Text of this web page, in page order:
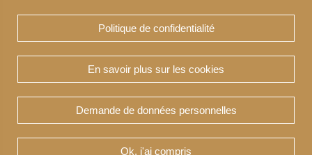
Notre Résidence service seniors
Les Jardins du Bois Soleil
Copyright Teneris 2020-2026 © TENERIS -
Réalisation & hébergement par :
Politique de confidentialité
En savoir plus sur les cookies
Demande de données personnelles
Ok, j'ai compris